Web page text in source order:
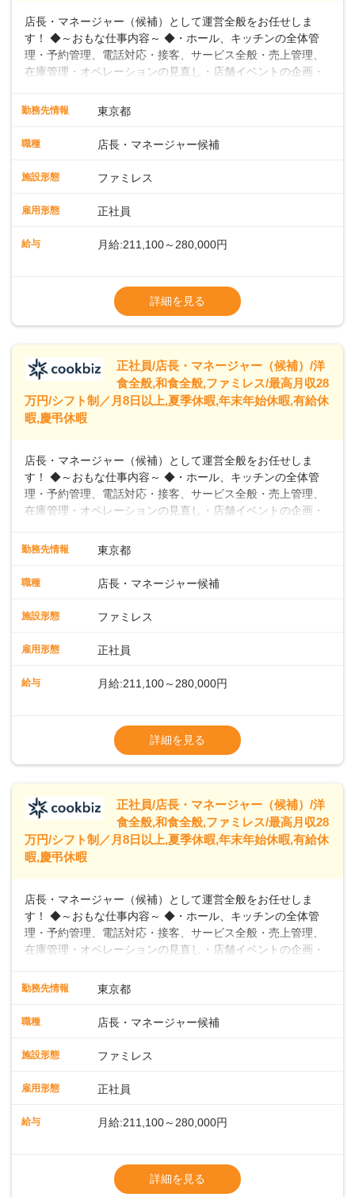
店長・マネージャー（候補）として運営全般をお任せしま
す！ ◆～おもな仕事内容～ ◆・ホール、キッチンの全体管
理・予約管理、電話対応・接客、サービス全般・売上管理、
在庫管理・オペレーションの見直し・店舗イベントの企画・
入社後はスキルに合わせた業務からお任せしますので、徐々
向上を目指すDX推進～ ◆すかいらーくのレストランでは、
スタッフの働きやすさをサポートしています。配膳ロボット
や歩行数が約40%も削減されました！また、配膳ロボットに
なDX（デジタルトランスフォーメーション）の取り組みを進
います。私たちは、多様な働き方を提供し、ライフステージ
に合わせた柔軟な勤務時間や働きやすい環境を整えていま
います。
勤務先情報 東京都
職種 店長・マネージャー候補
施設形態 ファミレス
雇用形態 正社員
給与 月給:211,100～280,000円
※残業代全額支給
※経験に応じて応相談①ナショナル社員：月
給245,800円～②エリア社員 ：月給
詳細を見る
正社員/店長・マネージャー（候補）/洋
食全般,和食全般,ファミレス/最高月収28
万円/シフト制／月8日以上,夏季休暇,年末年始休暇,有給休
暇,慶弔休暇
店長・マネージャー（候補）として運営全般をお任せしま
す！ ◆～おもな仕事内容～ ◆・ホール、キッチンの全体管
理・予約管理、電話対応・接客、サービス全般・売上管理、
在庫管理・オペレーションの見直し・店舗イベントの企画・
入社後はスキルに合わせた業務からお任せしますので、徐々
向上を目指すDX推進～ ◆すかいらーくのレストランでは、
スタッフの働きやすさをサポートしています。配膳ロボット
や歩行数が約40%も削減されました！また、配膳ロボットに
なDX（デジタルトランスフォーメーション）の取り組みを進
います。私たちは、多様な働き方を提供し、ライフステージ
に合わせた柔軟な勤務時間や働きやすい環境を整えていま
います。
勤務先情報 東京都
職種 店長・マネージャー候補
施設形態 ファミレス
雇用形態 正社員
給与 月給:211,100～280,000円
※残業代全額支給
※経験に応じて応相談①ナショナル社員：月
給245,800円～②エリア社員 ：月給
詳細を見る
正社員/店長・マネージャー（候補）/洋
食全般,和食全般,ファミレス/最高月収28
万円/シフト制／月8日以上,夏季休暇,年末年始休暇,有給休
暇,慶弔休暇
店長・マネージャー（候補）として運営全般をお任せしま
す！ ◆～おもな仕事内容～ ◆・ホール、キッチンの全体管
理・予約管理、電話対応・接客、サービス全般・売上管理、
在庫管理・オペレーションの見直し・店舗イベントの企画・
入社後はスキルに合わせた業務からお任せしますので、徐々
向上を目指すDX推進～ ◆すかいらーくのレストランでは、
スタッフの働きやすさをサポートしています。配膳ロボット
や歩行数が約40%も削減されました！また、配膳ロボットに
なDX（デジタルトランスフォーメーション）の取り組みを進
います。私たちは、多様な働き方を提供し、ライフステージ
に合わせた柔軟な勤務時間や働きやすい環境を整えていま
勤務先情報 東京都
職種 店長・マネージャー候補
施設形態 ファミレス
雇用形態 正社員
給与 月給:211,100～280,000円
※残業代全額支給
※経験に応じて応相談①ナショナル社員：月
詳細を見る